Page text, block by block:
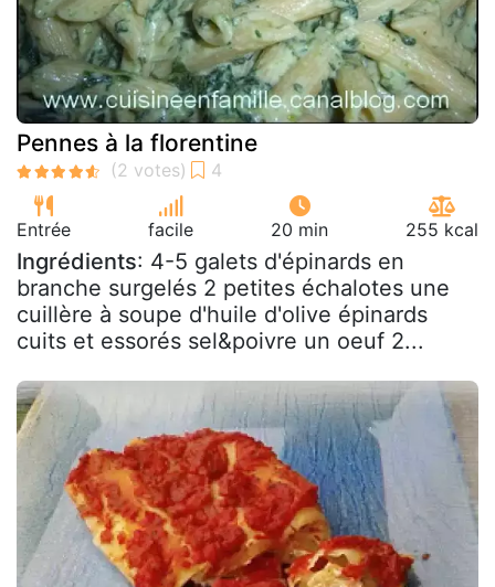
Pennes à la florentine
Entrée facile 20 min 255 kcal
Ingrédients: 4-5 galets d'épinards en
branche surgelés 2 petites échalotes une
cuillère à soupe d'huile d'olive épinards
cuits et essorés sel&poivre un oeuf 2...